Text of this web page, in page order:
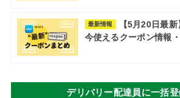
最新情報
【5月20日最
今使えるクーポン情報
デリバリー配達員に一括登